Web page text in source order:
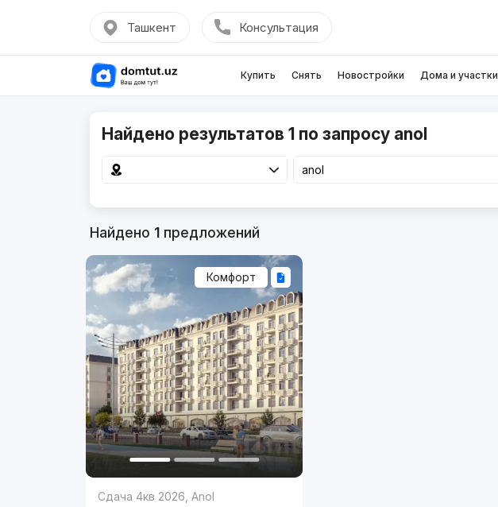
Ташкент Консультация
Купить Снять Новостройки Дома и участки
Найдено результатов 1 по запросу anol
Найдено 1предложений
Комфорт
Сдача 4кв 2026 ,Anol